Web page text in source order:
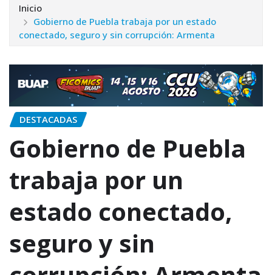
Inicio
Gobierno de Puebla trabaja por un estado
conectado, seguro y sin corrupción: Armenta
DESTACADAS
Gobierno de Puebla
trabaja por un
estado conectado,
seguro y sin